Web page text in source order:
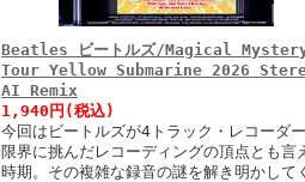
Beatles ビートルズ/Magical
Tour Yellow Submarine 2026
AI Remix
1,940円(税込)
今回はビートルズが4トラック・レコーダ
限界に挑んだレコーディングの頂点とも言
時期。その複雑な録音の謎を解き明かして